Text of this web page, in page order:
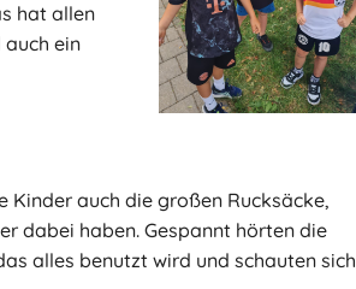
hat allen
ein
Kinder auch die großen Rucksäcke,
dabei haben. Gespannt hörten die
alles benutzt wird und schauten sich